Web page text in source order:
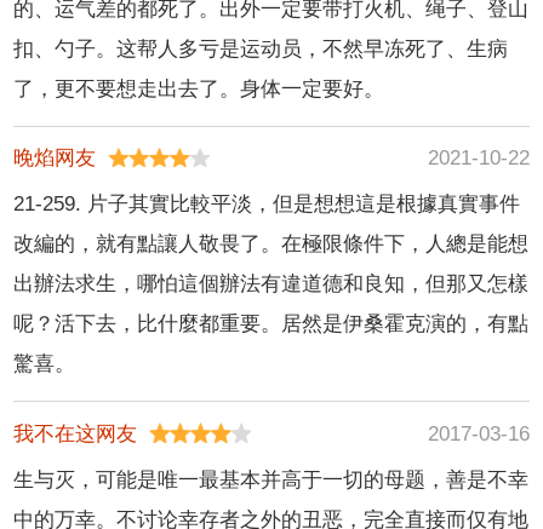
的、运气差的都死了。出外一定要带打火机、绳子、登山
扣、勺子。这帮人多亏是运动员，不然早冻死了、生病
了，更不要想走出去了。身体一定要好。
晚焰网友
2021-10-22
21-259. 片子其實比較平淡，但是想想這是根據真實事件
改編的，就有點讓人敬畏了。在極限條件下，人總是能想
出辦法求生，哪怕這個辦法有違道德和良知，但那又怎樣
呢？活下去，比什麼都重要。居然是伊桑霍克演的，有點
驚喜。
我不在这网友
2017-03-16
生与灭，可能是唯一最基本并高于一切的母题，善是不幸
中的万幸。不讨论幸存者之外的丑恶，完全直接而仅有地